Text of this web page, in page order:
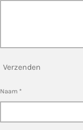
Verzenden
Naam *